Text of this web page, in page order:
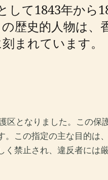
て1843年から
歴史的人物は
まれています。
となりました。この
この指定の主な目的
禁止され、違反者には